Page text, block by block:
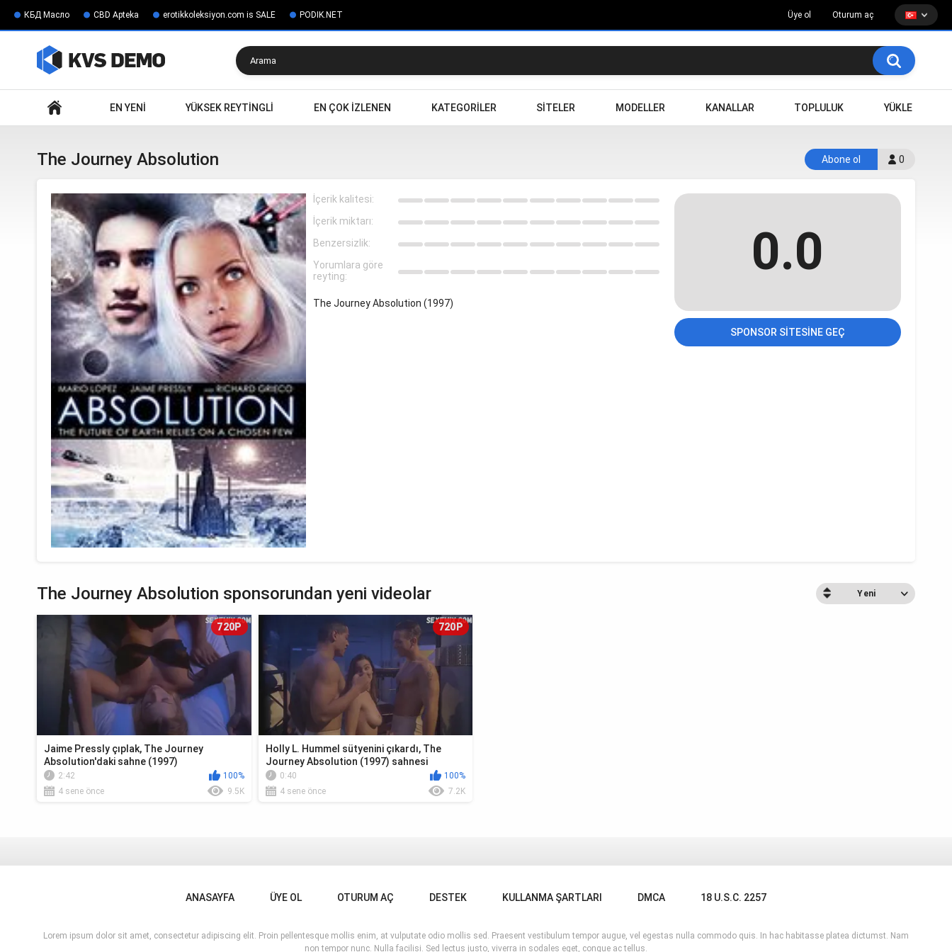
КБД Масло CBD Apteka erotikkoleksiyon.com is SALE PODIK.NET Üye ol Oturum aç
EN YENI YÜKSEK REYTINGLI EN ÇOK IZLENEN KATEGORILER SITELER MODELLER KANALLAR TOPLULUK YÜKLE
The Journey Absolution 0
Abone ol
0.0
SPONSOR SITESINE GEÇ
İçerik kalitesi:
İçerik miktarı:
Benzersizlik:
Yorumlara göre
reyting:
The Journey Absolution (1997)
The Journey Absolution sponsorundan yeni videolar Yeni
720P
Jaime Pressly çıplak, The Journey
Absolution'daki sahne (1997)
2:42
100%
4 sene önce
9.5K
720P
Holly L. Hummel sütyenini çıkardı, The
Journey Absolution (1997) sahnesi
0:40
100%
4 sene önce
7.2K
ANASAYFA ÜYE OL OTURUM AÇ DESTEK KULLANMA ŞARTLARI DMCA 18 U.S.C. 2257
Lorem ipsum dolor sit amet, consectetur adipiscing elit. Proin pellentesque mollis enim, at vulputate odio mollis sed. Praesent vestibulum tempor augue, vel egestas nulla commodo quis. In hac habitasse platea dictumst. Nam
non tempor nunc. Nulla facilisi. Sed lectus justo, viverra in sodales eget, congue ac tellus.